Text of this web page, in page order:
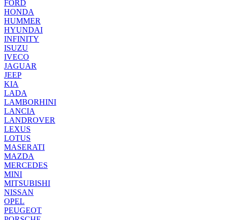
FORD
HONDA
HUMMER
HYUNDAI
INFINITY
ISUZU
IVECO
JAGUAR
JEEP
KIA
LADA
LAMBORHINI
LANCIA
LANDROVER
LEXUS
LOTUS
MASERATI
MAZDA
MERCEDES
MINI
MITSUBISHI
NISSAN
OPEL
PEUGEOT